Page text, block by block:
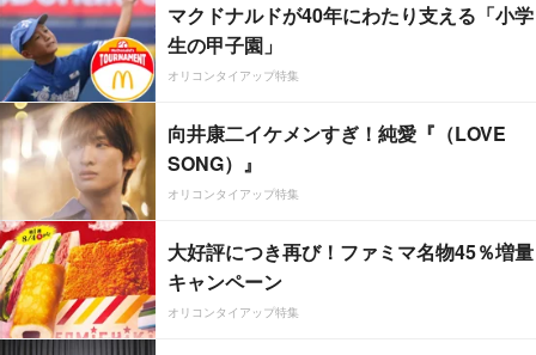
マクドナルドが40年にわたり支える「小学
生の甲子園」
オリコンタイアップ特集
向井康二イケメンすぎ！純愛『（LOVE
SONG）』
オリコンタイアップ特集
大好評につき再び！ファミマ名物45％増量
キャンペーン
オリコンタイアップ特集